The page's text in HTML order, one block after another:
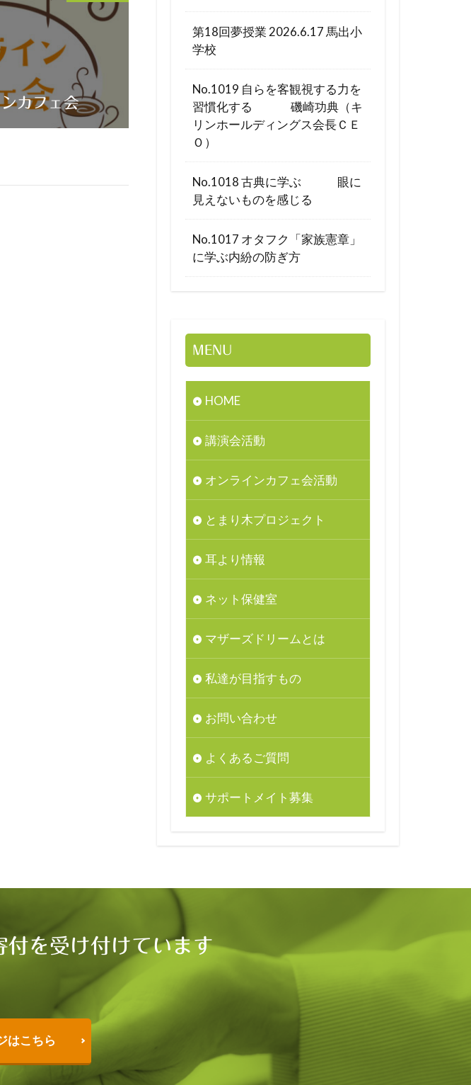
カフェ会
第18回夢授業 2026.6.17 馬出小
学校
No.1019 自らを客観視する力を
習慣化する 磯崎功典（キ
リンホールディングス会長ＣＥ
Ｏ）
No.1018 古典に学ぶ 眼に
見えないものを感じる
No.1017 オタフク「家族憲章」
に学ぶ内紛の防ぎ方
MENU
HOME
講演会活動
オンラインカフェ会活動
とまり木プロジェクト
耳より情報
ネット保健室
マザーズドリームとは
私達が目指すもの
お問い合わせ
よくあるご質問
サポートメイト募集
付を受け付けています
はこちら